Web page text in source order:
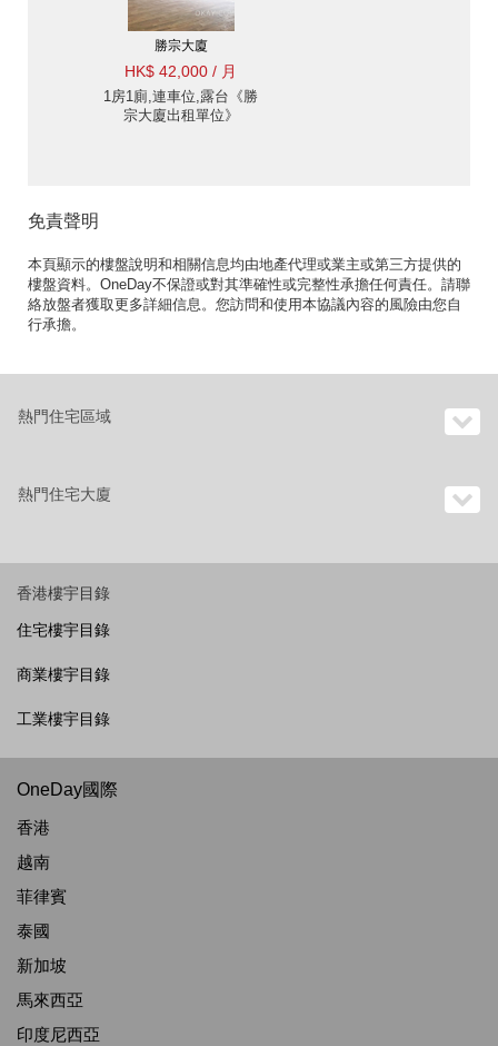
勝宗大廈
HK$ 42,000 / 月
1房1廁,連車位,露台《勝
宗大廈出租單位》
免責聲明
本頁顯示的樓盤說明和相關信息均由地產代理或業主或第三方提供的
樓盤資料。OneDay不保證或對其準確性或完整性承擔任何責任。請聯
絡放盤者獲取更多詳細信息。您訪問和使用本協議內容的風險由您自
行承擔。
熱門住宅區域
熱門住宅大廈
香港樓宇目錄
住宅樓宇目錄
商業樓宇目錄
工業樓宇目錄
OneDay國際
香港
越南
菲律賓
泰國
新加坡
馬來西亞
印度尼西亞